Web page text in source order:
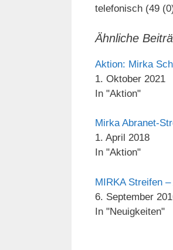
telefonisch (49
Ähnliche
Aktion: Mirka
1. Oktober 2021
In "Aktion"
Mirka Abranet-
1. April 2018
In "Aktion"
MIRKA Streifen
6. September
In "Neuigkeiten"